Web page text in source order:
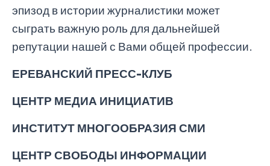
эпизод в истории журналистики может
сыграть важную роль для дальнейшей
репутации нашей с Вами общей профессии.
ЕРЕВАНСКИЙ ПРЕСС-КЛУБ
ЦЕНТР МЕДИА ИНИЦИАТИВ
ИНСТИТУТ МНОГООБРАЗИЯ СМИ
ЦЕНТР СВОБОДЫ ИНФОРМАЦИИ